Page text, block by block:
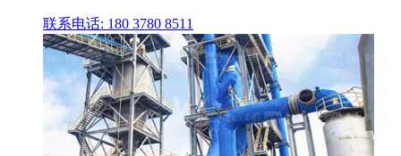
联系电话: 180 3780 8511